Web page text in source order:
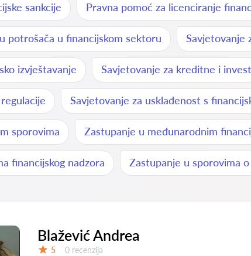
sankcije Pravna pomoć za licenciranje
potrošača u financijskom sektoru Savjetovanje
izvještavanje Savjetovanje za kreditne i
Savjetovanje za usklađenost s
sporovima Zastupanje u međunarodnim
financijskog nadzora Zastupanje u sporovima
Blažević Andrea
5 Recenzija:
0 recenzija